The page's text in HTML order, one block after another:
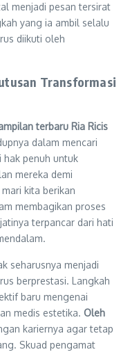
menjadi pesan tersirat
yang ia ambil selalu
diikuti oleh
Transformasi
terbaru Ria Ricis
dalam mencari
hak penuh untuk
mereka demi
mari kita berikan
membagikan proses
terpancar dari hati
seharusnya menjadi
berprestasi. Langkah
baru mengenai
medis estetika. Oleh
kariernya agar tetap
Skuad pengamat